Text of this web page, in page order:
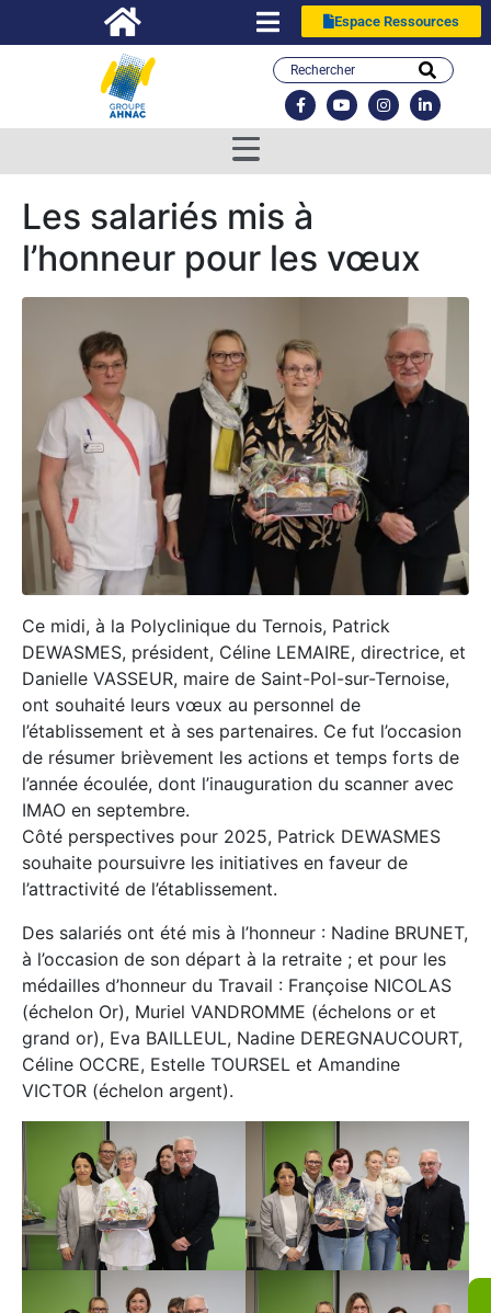
Espace Ressources
Les salariés mis à
l’honneur pour les vœux
Ce midi, à la Polyclinique du Ternois, Patrick
DEWASMES, président, Céline LEMAIRE, directrice, et
Danielle VASSEUR, maire de Saint-Pol-sur-Ternoise,
ont souhaité leurs vœux au personnel de
l’établissement et à ses partenaires. Ce fut l’occasion
de résumer brièvement les actions et temps forts de
l’année écoulée, dont l’inauguration du scanner avec
IMAO en septembre.
Côté perspectives pour 2025, Patrick DEWASMES
souhaite poursuivre les initiatives en faveur de
l’attractivité de l’établissement.
Des salariés ont été mis à l’honneur : Nadine BRUNET,
à l’occasion de son départ à la retraite ; et pour les
médailles d’honneur du Travail : Françoise NICOLAS
(échelon Or), Muriel VANDROMME (échelons or et
grand or), Eva BAILLEUL, Nadine DEREGNAUCOURT,
Céline OCCRE, Estelle TOURSEL et Amandine
VICTOR (échelon argent).